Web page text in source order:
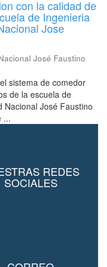
con la calidad de
de Ingenieria
Jose
José Faustino
sistema de comedor
de la escuela de
Nacional José Faustino
...
REDES
SOCIALES